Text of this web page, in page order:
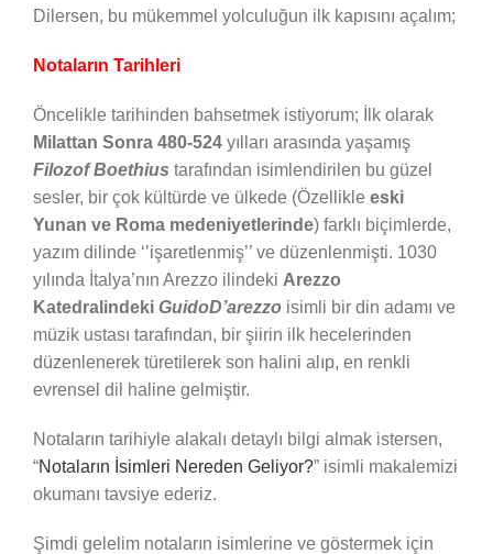
Dilersen, bu mükemmel yolculuğun ilk kapısını açalım;
Notaların Tarihleri
Öncelikle tarihinden bahsetmek istiyorum; İlk olarak
Milattan Sonra 480-524 yılları arasında yaşamış
Filozof Boethius tarafından isimlendirilen bu güzel
sesler, bir çok kültürde ve ülkede (Özellikle eski
Yunan ve Roma medeniyetlerinde) farklı biçimlerde,
yazım dilinde ‘’işaretlenmiş’’ ve düzenlenmişti. 1030
yılında İtalya’nın Arezzo ilindeki Arezzo
Katedralindeki GuidoD’arezzo isimli bir din adamı ve
müzik ustası tarafından, bir şiirin ilk hecelerinden
düzenlenerek türetilerek son halini alıp, en renkli
evrensel dil haline gelmiştir.
Notaların tarihiyle alakalı detaylı bilgi almak istersen,
“Notaların İsimleri Nereden Geliyor?” isimli makalemizi
okumanı tavsiye ederiz.
Şimdi gelelim notaların isimlerine ve göstermek için